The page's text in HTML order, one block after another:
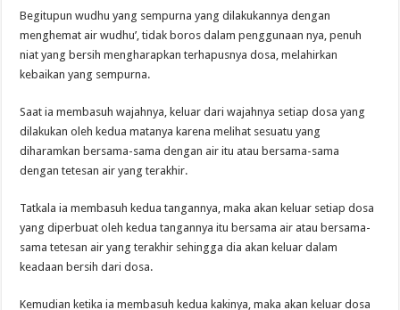
Begitupun wudhu yang sempurna yang dilakukannya dengan
menghemat air wudhu’, tidak boros dalam penggunaan nya, penuh
niat yang bersih mengharapkan terhapusnya dosa, melahirkan
kebaikan yang sempurna.
Saat ia membasuh wajahnya, keluar dari wajahnya setiap dosa yang
dilakukan oleh kedua matanya karena melihat sesuatu yang
diharamkan bersama-sama dengan air itu atau bersama-sama
dengan tetesan air yang terakhir.
Tatkala ia membasuh kedua tangannya, maka akan keluar setiap dosa
yang diperbuat oleh kedua tangannya itu bersama air atau bersama-
sama tetesan air yang terakhir sehingga dia akan keluar dalam
keadaan bersih dari dosa.
Kemudian ketika ia membasuh kedua kakinya, maka akan keluar dosa